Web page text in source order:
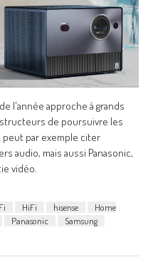
l'année approche à grands
de poursuivre les
peut par exemple citer
audio, mais aussi Panasonic,
vidéo.
HiFi hisense
Home
Panasonic
Samsung